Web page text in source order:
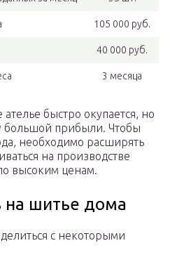
105 000 руб.
40 000 руб.
3 месяца
быстро окупается, но
большой прибыли. Чтобы
необходимо расширять
на производстве
высоким ценам.
на шитье дома
с некоторыми